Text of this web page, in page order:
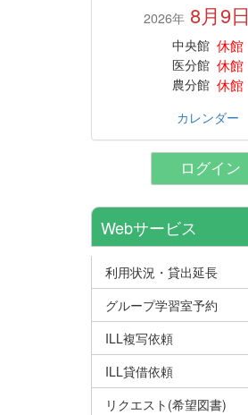
2026年 8月9日
中央館 休館
医分館 休館
農分館 休館
カレンダー
ログイン
Webサービス
利用状況・貸出延長
グループ学習室予約
ILL複写依頼
ILL貸借依頼
リクエスト(希望図書)